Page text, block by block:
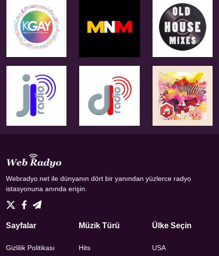
Webradyo.net ile dünyanın dört bir yanından yüzlerce radyo
istasyonuna anında erişin.
Sayfalar
Gizlilik Politikası
Müzik Türü
Hits
Ülke Seçin
USA